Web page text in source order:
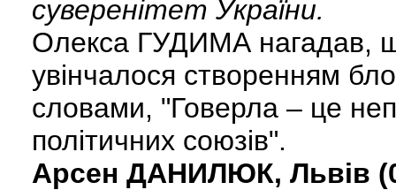
суверенітет України.
Олекса ГУДИМА нагадав,
увінчалося створенням
словами, "Говерла – це
політичних союзів".
Арсен ДАНИЛЮК, Львів